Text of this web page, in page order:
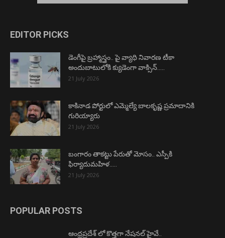
EDITOR PICKS
డెంగీపై బ్రహ్మాస్త్రం.. పై వ్యాధి నివారణ టీకా
అందుబాటులోకి క్యుడెంగా వాక్సిన్…..
21 July 2026
కాకినాడ పోర్టులో ఎమ్మెల్యే బాలకృష్ణ ప్రమాదానికి
గురియ్యారు
21 July 2026
బంగారం తాకట్టు పేరుతో మోసం.. ఎస్పీకి
ఫిర్యాదుమహిళ…..
21 July 2026
POPULAR POSTS
ఆంధ్రప్రదేశ్ లో కొత్తగా నేషనల్ హైవే..